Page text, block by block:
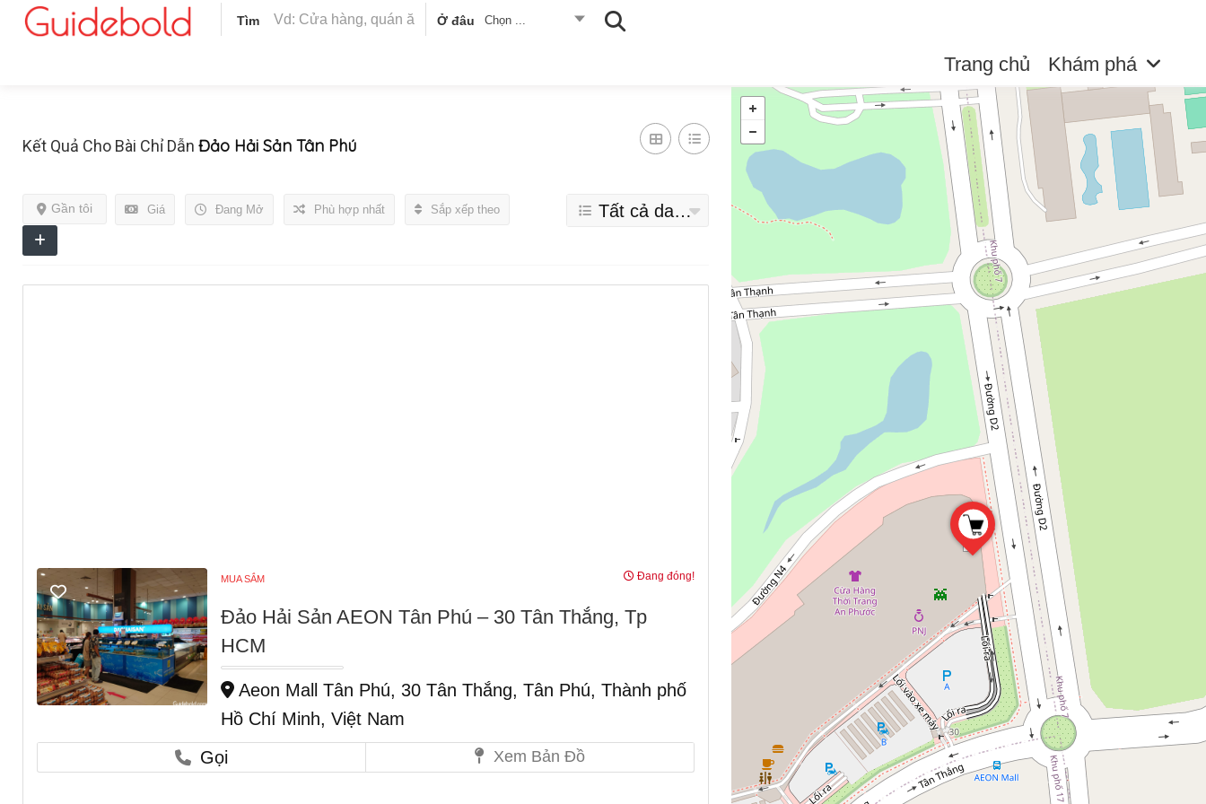
Tìm Ở đâu Chọn ...
Trang chủ Khám phá
Kết Quả Cho Bài Chỉ Dẫn Đảo Hải Sản Tân Phú
Giá Đang Mở
Gần tôi Phù hợp nhất Sắp xếp theo Tất cả danh mục
MUA SẮM Đang đóng!
Đảo Hải Sản AEON Tân Phú – 30 Tân Thắng, Tp
HCM
Aeon Mall Tân Phú, 30 Tân Thắng, Tân Phú, Thành phố
Hồ Chí Minh, Việt Nam
Gọi
Xem Bản Đồ